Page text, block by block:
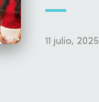
11 julio, 2025